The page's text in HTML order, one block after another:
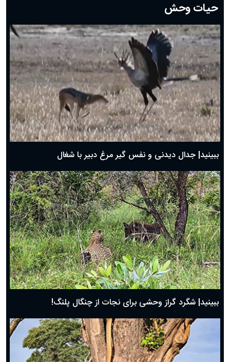
دعای روز هشتم ماه مبارک رمضان؛ ۷ اسفند ماه ۱۴۰۴
دعای روز هفتم ماه رمضان؛ ۶ اسفند ۱۴۰۴
دعای روز ششم ماه رمضان؛ ۵ اسفند ۱۴۰۴
دعای روز پنجم ماه رمضان؛ ۴ اسفند ۱۴۰۴
دعای روز چهارم ماه مبارک رمضان؛ ۳ اسفند ۱۴۰۴
دعای روز سوم ماه مبارک رمضان؛ ۱۴ اسفند ۱۴۰۴
دعای روز دوم ماه مبارک رمضان ۱ اسفند ماه ۱۴۰۴
دعای روز اول ماه مبارک رمضان، ۳۰ بهمن ۱۴۰۴
حضرت زینب(س) چگونه از دنیا رفت؟
بهترین پیامک تبریک روز پدر ۱۴۰۴؛ جملات زیبا و صمیمانه
حیات وحش
ببینید| جدال دیدنی و نفس گیر مرغ دبیر با شغال
ببینید| شگرد گراز وحشی برای نجات از چنگال پلنگ!